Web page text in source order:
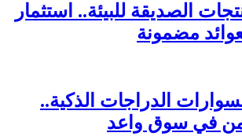
الصديقة للبيئة.. استثمار
مضمونة
الدراجات الذكية..
في سوق واعد